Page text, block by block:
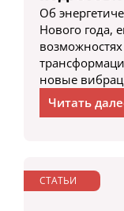
Об
Нового года,
новые
Читать
СТАТЬИ